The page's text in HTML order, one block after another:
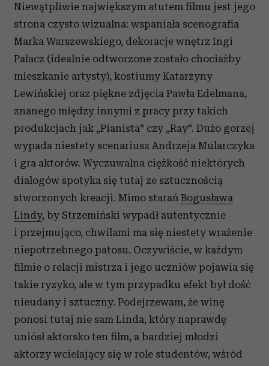
Niewątpliwie największym atutem filmu jest jego
strona czysto wizualna: wspaniała scenografia
Marka Warszewskiego, dekoracje wnętrz Ingi
Palacz (idealnie odtworzone zostało chociażby
mieszkanie artysty), kostiumy Katarzyny
Lewińskiej oraz piękne zdjęcia Pawła Edelmana,
znanego między innymi z pracy przy takich
produkcjach jak „Pianista” czy „Ray”. Dużo gorzej
wypada niestety scenariusz Andrzeja Mularczyka
i gra aktorów. Wyczuwalna ciężkość niektórych
dialogów spotyka się tutaj ze sztucznością
stworzonych kreacji. Mimo starań Bogusława
Lindy, by Strzemiński wypadł autentycznie
i przejmująco, chwilami ma się niestety wrażenie
niepotrzebnego patosu. Oczywiście, w każdym
filmie o relacji mistrza i jego uczniów pojawia się
takie ryzyko, ale w tym przypadku efekt był dość
nieudany i sztuczny. Podejrzewam, że winę
ponosi tutaj nie sam Linda, który naprawdę
uniósł aktorsko ten film, a bardziej młodzi
aktorzy wcielający się w role studentów, wśród